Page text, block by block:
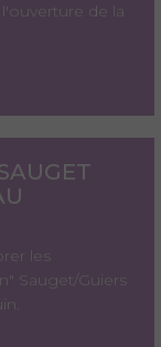
de la
les
Sauget/Guiers